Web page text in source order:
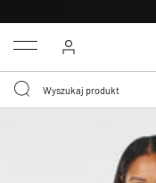
Menu